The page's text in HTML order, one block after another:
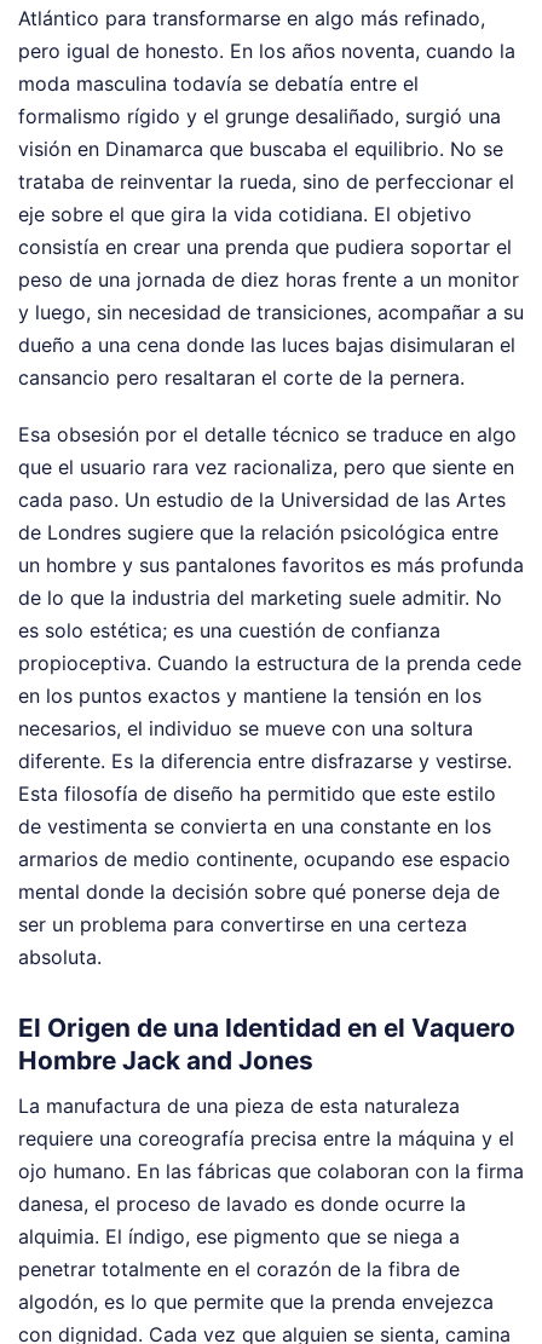
Atlántico para transformarse en algo más refinado,
pero igual de honesto. En los años noventa, cuando la
moda masculina todavía se debatía entre el
formalismo rígido y el grunge desaliñado, surgió una
visión en Dinamarca que buscaba el equilibrio. No se
trataba de reinventar la rueda, sino de perfeccionar el
eje sobre el que gira la vida cotidiana. El objetivo
consistía en crear una prenda que pudiera soportar el
peso de una jornada de diez horas frente a un monitor
y luego, sin necesidad de transiciones, acompañar a su
dueño a una cena donde las luces bajas disimularan el
cansancio pero resaltaran el corte de la pernera.
Esa obsesión por el detalle técnico se traduce en algo
que el usuario rara vez racionaliza, pero que siente en
cada paso. Un estudio de la Universidad de las Artes
de Londres sugiere que la relación psicológica entre
un hombre y sus pantalones favoritos es más profunda
de lo que la industria del marketing suele admitir. No
es solo estética; es una cuestión de confianza
propioceptiva. Cuando la estructura de la prenda cede
en los puntos exactos y mantiene la tensión en los
necesarios, el individuo se mueve con una soltura
diferente. Es la diferencia entre disfrazarse y vestirse.
Esta filosofía de diseño ha permitido que este estilo
de vestimenta se convierta en una constante en los
armarios de medio continente, ocupando ese espacio
mental donde la decisión sobre qué ponerse deja de
ser un problema para convertirse en una certeza
absoluta.
El Origen de una Identidad en el Vaquero
Hombre Jack and Jones
La manufactura de una pieza de esta naturaleza
requiere una coreografía precisa entre la máquina y el
ojo humano. En las fábricas que colaboran con la firma
danesa, el proceso de lavado es donde ocurre la
alquimia. El índigo, ese pigmento que se niega a
penetrar totalmente en el corazón de la fibra de
algodón, es lo que permite que la prenda envejezca
con dignidad. Cada vez que alguien se sienta, camina